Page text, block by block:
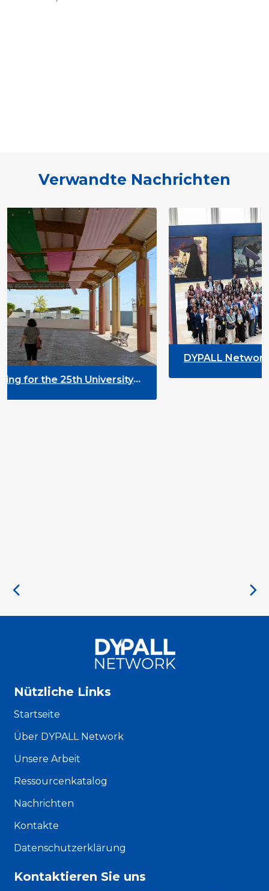
Verwandte Nachrichten
DYPALL Network at ALDA General
2026 in Malta
Nützliche Links
Startseite
Über DYPALL Network
Unsere Arbeit
Ressourcenkatalog
Nachrichten
Kontakte
Datenschutzerklärung
Kontaktieren Sie uns